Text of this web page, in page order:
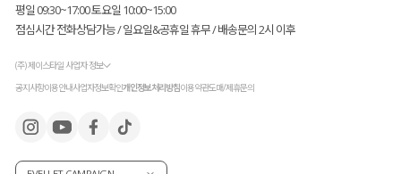
평일 09:30~17:00 토요일 10:00~15:00
점심시간 전화상담가능 / 일요일&공휴일 휴무 / 배송문의 2시 이후
(주) 제이스타일 사업자 정보
공지사항이용안내사업자정보확인개인정보처리방침이용약관도매/제휴문의